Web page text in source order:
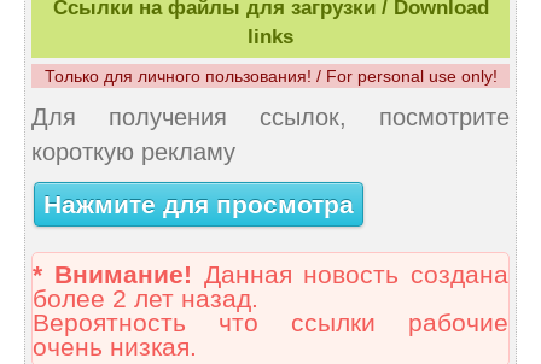
Ссылки на файлы для загрузки / Download
links
Только для личного пользования! / For personal use only!
Для получения ссылок, посмотрите
короткую рекламу
Нажмите для просмотра
* Внимание! Данная новость создана
более 2 лет назад.
Вероятность что ссылки рабочие
очень низкая.